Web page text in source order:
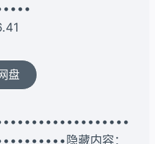
盘
隐藏内容：